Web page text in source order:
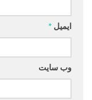
ایمیل *
وب‌ سایت